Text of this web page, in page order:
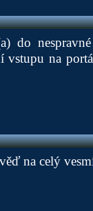
do
na
na celý